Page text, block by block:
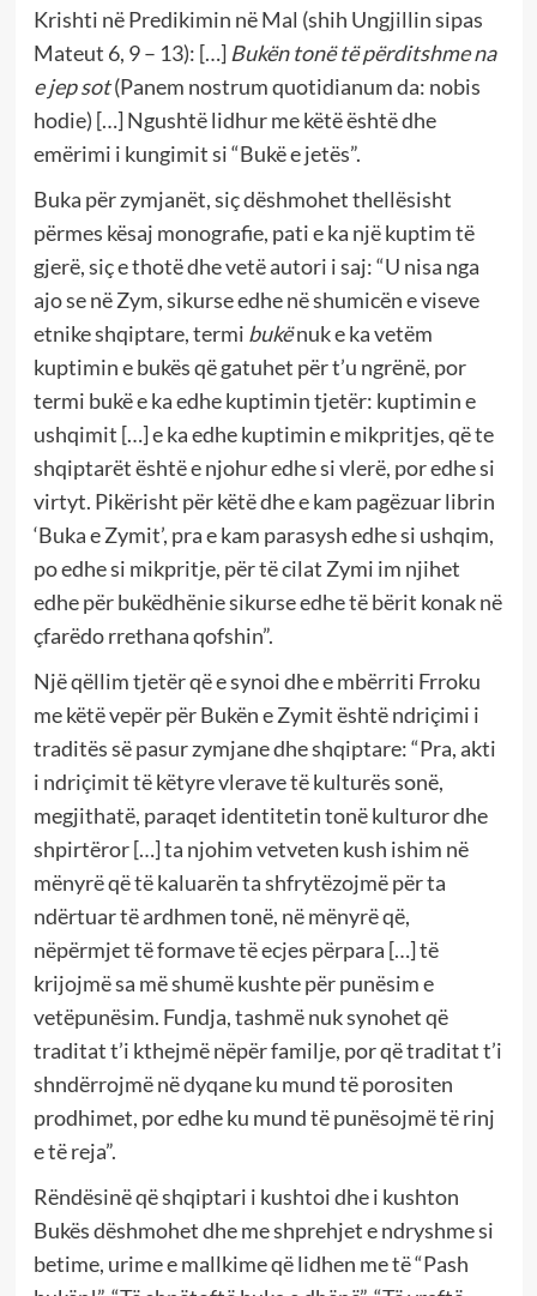
Krishti në Predikimin në Mal (shih Ungjillin sipas
Mateut 6, 9 – 13): […] Bukën tonë të përditshme na
e jep sot(Panem nostrum quotidianum da: nobis
hodie) […] Ngushtë lidhur me këtë është dhe
emërimi i kungimit si “Bukë e jetës”.
Buka për zymjanët, siç dëshmohet thellësisht
përmes kësaj monografie, pati e ka një kuptim të
gjerë, siç e thotë dhe vetë autori i saj: “U nisa nga
ajo se në Zym, sikurse edhe në shumicën e viseve
etnike shqiptare, termi bukënuk e ka vetëm
kuptimin e bukës që gatuhet për t’u ngrënë, por
termi bukë e ka edhe kuptimin tjetër: kuptimin e
ushqimit […] e ka edhe kuptimin e mikpritjes, që te
shqiptarët është e njohur edhe si vlerë, por edhe si
virtyt. Pikërisht për këtë dhe e kam pagëzuar librin
‘Buka e Zymit’, pra e kam parasysh edhe si ushqim,
po edhe si mikpritje, për të cilat Zymi im njihet
edhe për bukëdhënie sikurse edhe të bërit konak në
çfarëdo rrethana qofshin”.
Një qëllim tjetër që e synoi dhe e mbërriti Frroku
me këtë vepër për Bukën e Zymit është ndriçimi i
traditës së pasur zymjane dhe shqiptare: “Pra, akti
i ndriçimit të këtyre vlerave të kulturës sonë,
megjithatë, paraqet identitetin tonë kulturor dhe
shpirtëror […] ta njohim vetveten kush ishim në
mënyrë që të kaluarën ta shfrytëzojmë për ta
ndërtuar të ardhmen tonë, në mënyrë që,
nëpërmjet të formave të ecjes përpara […] të
krijojmë sa më shumë kushte për punësim e
vetëpunësim. Fundja, tashmë nuk synohet që
traditat t’i kthejmë nëpër familje, por që traditat t’i
shndërrojmë në dyqane ku mund të porositen
prodhimet, por edhe ku mund të punësojmë të rinj
e të reja”.
Rëndësinë që shqiptari i kushtoi dhe i kushton
Bukës dëshmohet dhe me shprehjet e ndryshme si
betime, urime e mallkime që lidhen me të “Pash